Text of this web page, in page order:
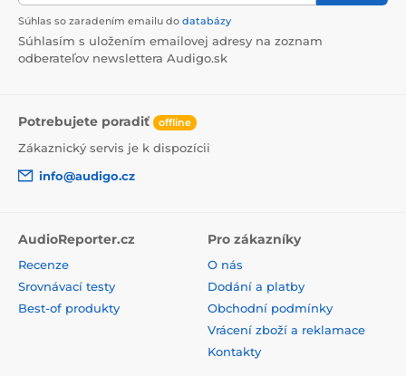
Súhlas so zaradením emailu do databázy
Súhlasím s uložením emailovej adresy na zoznam
odberateľov newslettera Audigo.sk
Potrebujete poradiť offline
Zákaznický servis je k dispozícii
info@audigo.cz
AudioReporter.cz
Recenze
Srovnávací testy
Best-of produkty
Pro zákazníky
O nás
Dodání a platby
Obchodní podmínky
Vrácení zboží a reklamace
Kontakty